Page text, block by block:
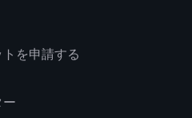
を申請する